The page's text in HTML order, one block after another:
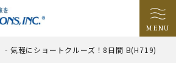
MENU
- 気軽にショートクルーズ！8日間 B(H719)